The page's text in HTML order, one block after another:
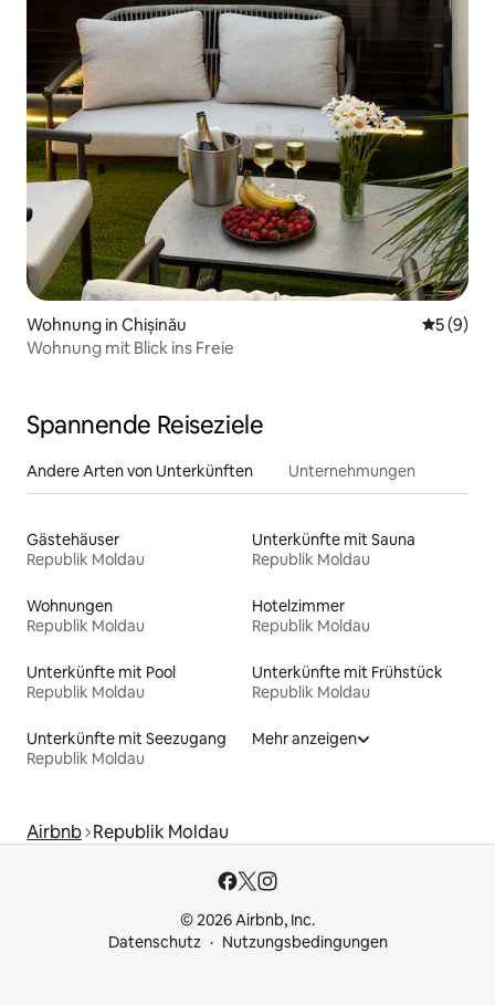
Wohnung in Chișinău
5 (9)
Wohnung mit Blick ins Freie
Spannende Reiseziele
Andere Arten von Unterkünften Unternehmungen
Gästehäuser
Republik Moldau
Unterkünfte mit Sauna
Republik Moldau
Wohnungen
Republik Moldau
Hotelzimmer
Republik Moldau
Unterkünfte mit Pool
Republik Moldau
Unterkünfte mit Frühstück
Republik Moldau
Unterkünfte mit Seezugang
Republik Moldau
Mehr anzeigen
Airbnb Republik Moldau
© 2026 Airbnb, Inc.
Datenschutz
Nutzungsbedingungen